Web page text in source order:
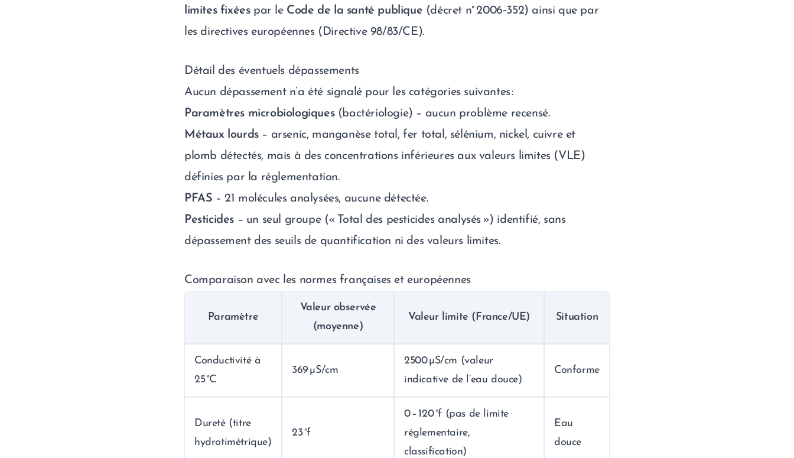
limites fixéespar le Code de la santé publique (décret n° 2006‑352) ainsi que par
les directives européennes (Directive 98/83/CE).
Détail des éventuels dépassements
Aucun dépassement n’a été signalé pour les catégories suivantes :
Paramètres microbiologiques(bactériologie) – aucun problème recensé.
Métaux lourds– arsenic, manganèse total, fer total, sélénium, nickel, cuivre et
plomb détectés, mais à des concentrations inférieures aux valeurs limites (VLE)
définies par la réglementation.
PFAS – 21 molécules analysées, aucune détectée.
Pesticides – un seul groupe (« Total des pesticides analysés ») identifié, sans
dépassement des seuils de quantification ni des valeurs limites.
Comparaison avec les normes françaises et européennes
Paramètre
Valeur observée
(moyenne)
Valeur limite (France/UE) Situation
Conductivité à
25 °C
369 µS/cm
2500 µS/cm (valeur
indicative de l’eau douce)
Conforme
Dureté (titre
hydrotimétrique)
23 °f
0 – 120 °f (pas de limite
réglementaire,
classification)
Eau
douce